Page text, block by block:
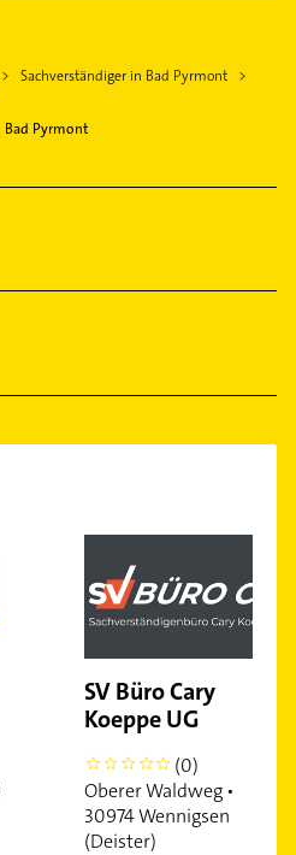
Sachverständiger in Bad Pyrmont
Bad Pyrmont
SV Büro Cary
Koeppe UG
0
(0)
Oberer Waldweg •
30974 Wennigsen
(Deister)